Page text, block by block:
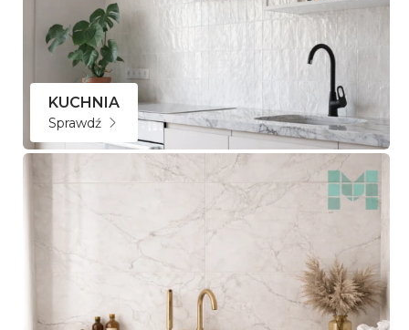
KUCHNIA
Sprawdź